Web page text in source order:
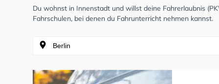
Du wohnst in Innenstadt und willst deine Fahrerlaubnis
Fahrschulen, bei denen du Fahrunterricht nehmen kannst.